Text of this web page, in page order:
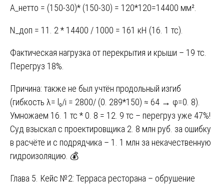
A_нетто = (150-30)* (150-30) = 120*120=14400 мм².
N_доп = 11. 2 * 14400 / 1000 = 161 кН (16. 1 тс).
Фактическая нагрузка от перекрытия и крыши – 19 тс.
Перегруз 18%.
Причина: также не был учтён продольный изгиб
(гибкость λ= l₀/i = 2800/ (0. 289*150) ≈ 64 → φ=0. 8).
Умножаем 16. 1 тс * 0. 8 = 12. 9 тс – перегруз уже 47%!
Суд взыскал с проектировщика 2. 8 млн руб. за ошибку
в расчёте и с подрядчика – 1. 1 млн за некачественную
гидроизоляцию. 💰
Глава 5. Кейс №2: Терраса ресторана – обрушение